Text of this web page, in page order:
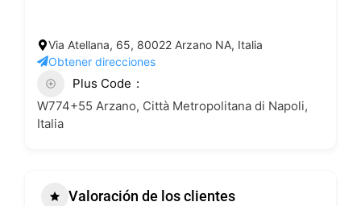
Via Atellana, 65, 80022 Arzano NA, Italia
Obtener direcciones
Plus Code
W774+55 Arzano, Città Metropolitana di Napoli,
Italia
Valoración de los clientes